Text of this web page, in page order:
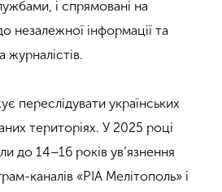
і спрямовані на
незалежної інформації та
журналістів.
переслідувати українських
територіях. У 2025 році
до 14–16 років ув’язнення
каналів «РІА Мелітополь» і